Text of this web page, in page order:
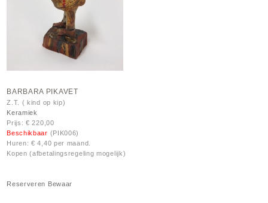
BARBARA PIKAVET
Z.T. ( kind op kip)
Keramiek
Prijs: € 220,00
Beschikbaar (PIK006)
Huren: € 4,40 per maand.
Kopen (afbetalingsregeling mogelijk)
Reserveren Bewaar